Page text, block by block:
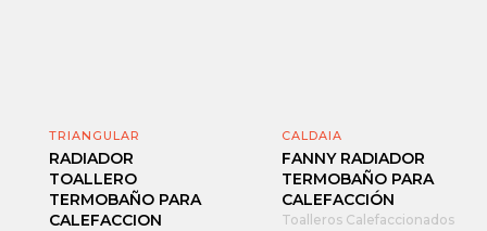
TRIANGULAR
RADIADOR
TOALLERO
TERMOBAÑO PARA
CALEFACCION
CALDAIA
FANNY RADIADOR
TERMOBAÑO PARA
CALEFACCIÓN
Toalleros Calefaccionados